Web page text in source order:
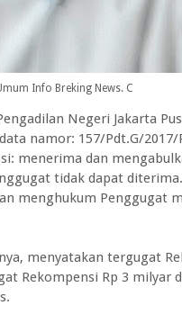
Info Breking News. C
Negeri Jakarta
namor: 157/Pdt.G/2017/
menerima dan
tidak dapat
menghukum Penggugat
menyatakan tergugat
Rekompensi Rp 3 milyar